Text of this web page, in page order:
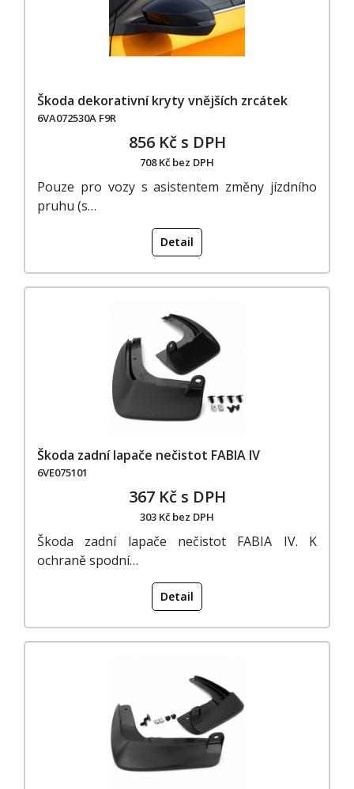
Škoda dekorativní kryty vnějších zrcátek
6VA072530A F9R
856 Kč s DPH
708 Kč bez DPH
Pouze pro vozy s asistentem změny jízdního
pruhu (s…
Detail
Škoda zadní lapače nečistot FABIA IV
6VE075101
367 Kč s DPH
303 Kč bez DPH
Škoda zadní lapače nečistot FABIA IV. K
ochraně spodní…
Detail